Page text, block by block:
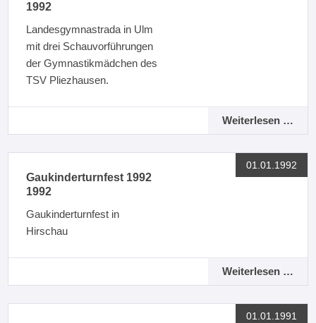
1992
Landesgymnastrada in Ulm
mit drei Schauvorführungen
der Gymnastikmädchen des
TSV Pliezhausen.
Weiterlesen …
01.01.1992
Gaukinderturnfest 1992
1992
Gaukinderturnfest in
Hirschau
Weiterlesen …
01.01.1991